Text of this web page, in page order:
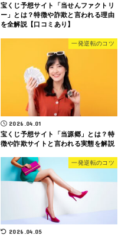
宝くじ予想サイト「当せんファクトリ
ー」とは？特徴や詐欺と言われる理由
を全解説【口コミあり】
一発逆転のコツ
2026.04.01
宝くじ予想サイト「当源郷」とは？特
徴や詐欺サイトと言われる実態を解説
一発逆転のコツ
2026.04.05